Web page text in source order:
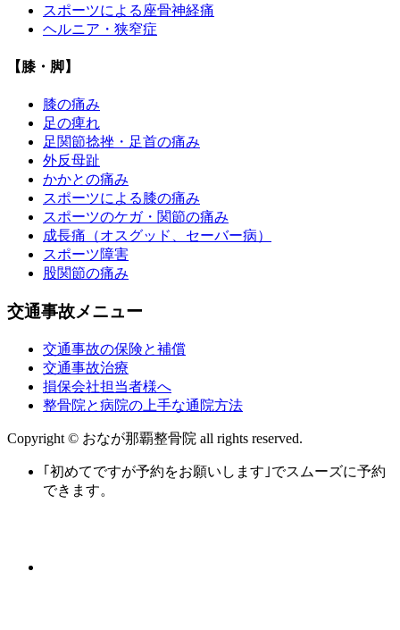
スポーツによる座骨神経痛
ヘルニア・狭窄症
【膝・脚】
膝の痛み
足の痺れ
足関節捻挫・足首の痛み
外反母趾
かかとの痛み
スポーツによる膝の痛み
スポーツのケガ・関節の痛み
成長痛（オスグッド、セーバー病）
スポーツ障害
股関節の痛み
交通事故メニュー
交通事故の保険と補償
交通事故治療
損保会社担当者様へ
整骨院と病院の上手な通院方法
Copyright © おなが那覇整骨院 all rights reserved.
｢初めてですが予約をお願いします｣でスムーズに予約
できます。